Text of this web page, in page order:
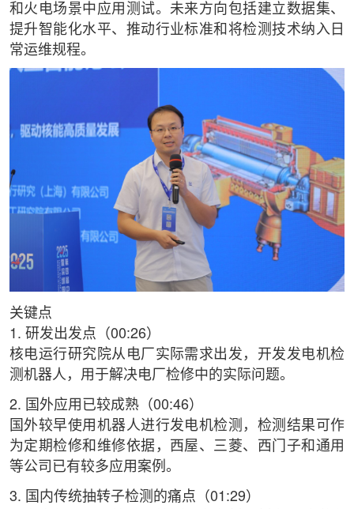
和火电场景中应用测试。未来方向包括建立数据集、
提升智能化水平、推动行业标准和将检测技术纳入日
常运维规程。
关键点
1. 研发出发点（00:26）
核电运行研究院从电厂实际需求出发，开发发电机检
测机器人，用于解决电厂检修中的实际问题。
2. 国外应用已较成熟（00:46）
国外较早使用机器人进行发电机检测，检测结果可作
为定期检修和维修依据，西屋、三菱、西门子和通用
等公司已有较多应用案例。
3. 国内传统抽转子检测的痛点（01:29）